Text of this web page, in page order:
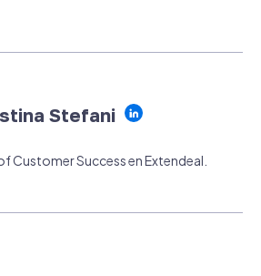
Stefani
Customer Success en Extendeal.